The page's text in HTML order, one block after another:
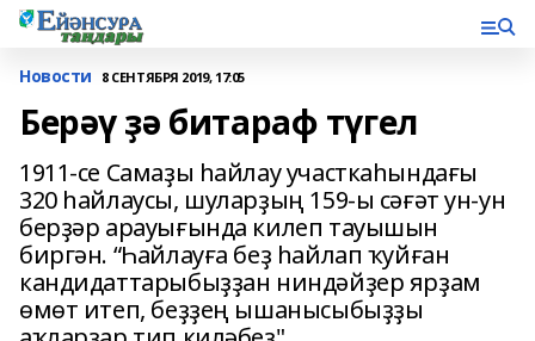
Новости 8 СЕНТЯБРЯ 2019, 17:05
Берәү ҙә битараф түгел
1911-се Самаҙы һайлау участкаһындағы
320 һайлаусы, шуларҙың 159-ы сәғәт ун-ун
берҙәр арауығында килеп тауышын
биргән. “Һайлауға беҙ һайлап ҡуйған
кандидаттарыбыҙҙан ниндәйҙер ярҙам
өмөт итеп, беҙҙең ышанысыбыҙҙы